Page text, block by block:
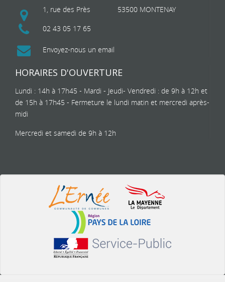
1, rue des Près
53500 MONTENAY
02 43 05 17 65
Envoyez-nous un email
HORAIRES D'OUVERTURE
Lundi : 14h à 17h45 - Mardi - Jeudi- Vendredi : de 9h à 12h et
de 15h à 17h45 - Fermeture le lundi matin et mercredi après-
midi
Mercredi et samedi de 9h à 12h